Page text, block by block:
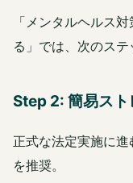
「メンタルヘルス
る」では、次のステ
Step 2: 簡易スト
正式な法定実施に
を推奨。